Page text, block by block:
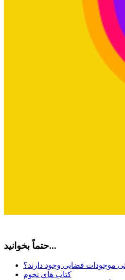
حتماً بخوانید...
موجودات فضایی وجود دارند؟
کتاب های نجوم